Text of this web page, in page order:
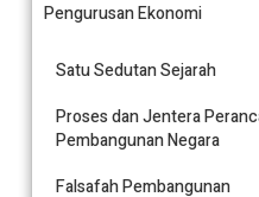
Pengurusan Ekonomi
Satu Sedutan Sejarah
Proses dan Jentera
Pembangunan Negara
Falsafah Pembangunan